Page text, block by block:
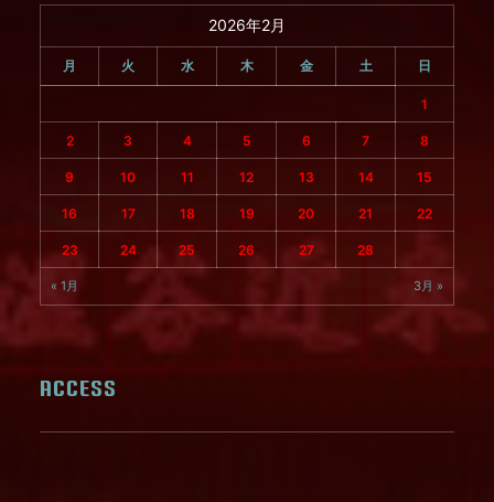
2026年2月
月 火 水 木 金 土 日
1
2 3 4 5 6 7 8
9 10 11 12 13 14 15
16 17 18 19 20 21 22
23 24 25 26 27 28
« 1月 3月 »
ACCESS